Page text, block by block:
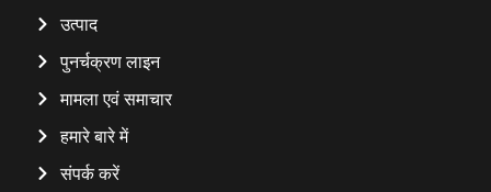
उत्पाद
पुनर्चक्रण लाइन
मामला एवं समाचार
हमारे बारे में
संपर्क करें